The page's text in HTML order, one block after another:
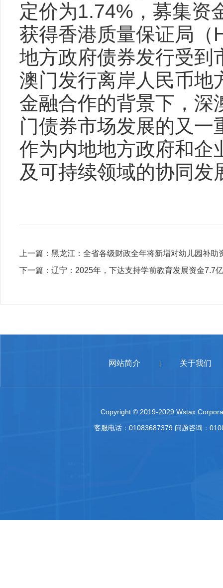
定价为1.74%，募集资
获得香港质量保证局（
地方政府债券发行受到
澳门发行离岸人民币地
金融合作的背景下，深
门债券市场发展的又
作为内地地方政府和企
及可持续领域的协同发
上一篇： 黑龙江：全省各级财政全年将新增对幼儿园补助
下一篇： 辽宁：2025年，下达支持学前教育发展资金7.7
网站简介 关于我们
Copyright © 2019-2029 Wstax
客服电话：01083687379 问题咨询：